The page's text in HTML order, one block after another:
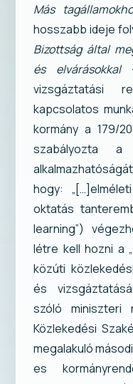
Más
hosszabb ideje
Bizottság által
és elvárásokkal–
vizsgáztatási
kapcsolatos
kormány a 179/
szabályozta a
hogy:
oktatás
learning”)
létre kell hozni a
közúti
és
szóló miniszteri
Közlekedési
megalakuló
es